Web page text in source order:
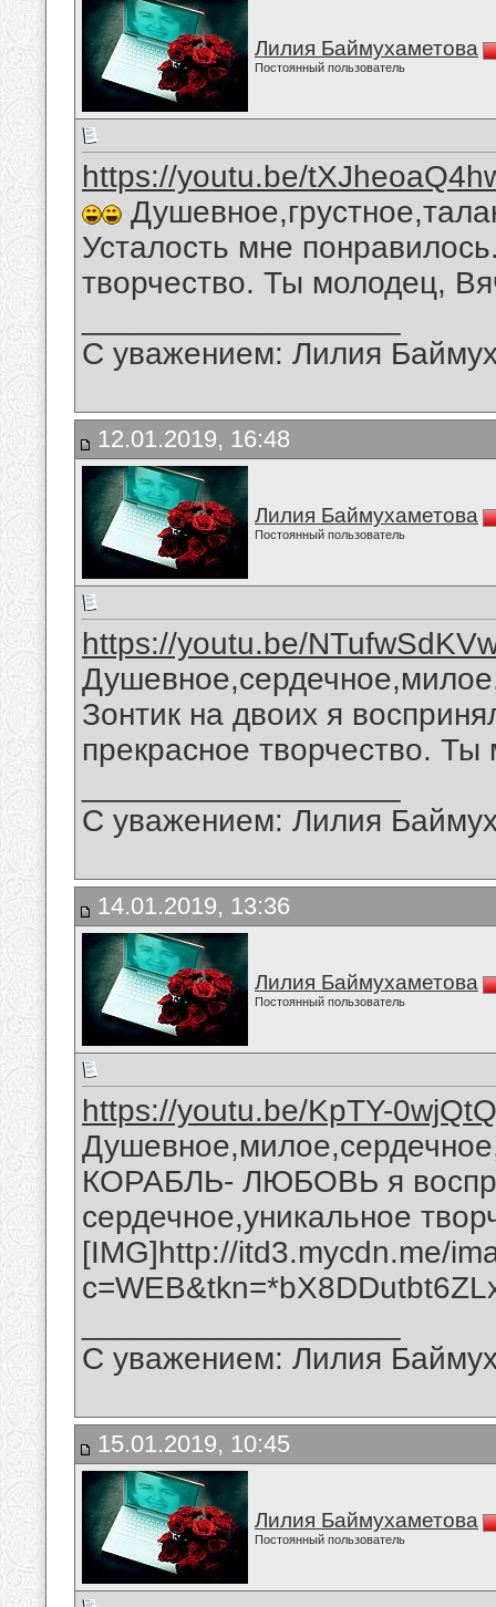
Лилия Баймухаметова
Постоянный пользователь
https://youtu.be/
Усталость мне
творчество. Ты молодец,
С уважением: Лилия
12.01.2019, 16:48
Лилия Баймухаметова
Постоянный пользователь
https://youtu.be/
Зонтик на двоих я
прекрасное творчество.
С уважением: Лилия
14.01.2019, 13:36
Лилия Баймухаметова
Постоянный пользователь
https://youtu.be/KpTY-0wjQtQ
КОРАБЛЬ- ЛЮБОВЬ я
сердечное,уникальное
[IMG]http://itd3.mycdn.me/
С уважением: Лилия
15.01.2019, 10:45
Лилия Баймухаметова
Постоянный пользователь